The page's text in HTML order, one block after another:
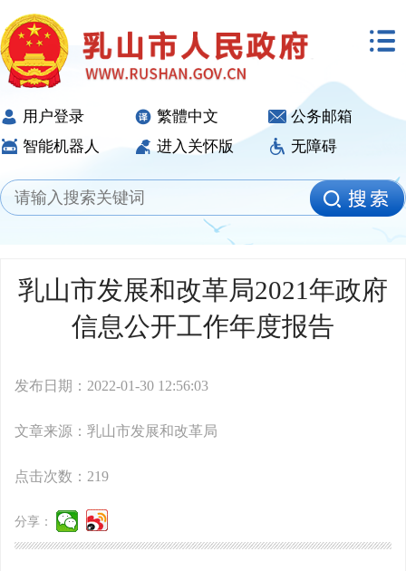
用户登录 繁體中文
公务邮箱
智能机器人
进入关怀版 无障碍
乳山市发展和改革局2021年政府
信息公开工作年度报告
发布日期：2022-01-30 12:56:03
文章来源：乳山市发展和改革局
点击次数： 219
分享：